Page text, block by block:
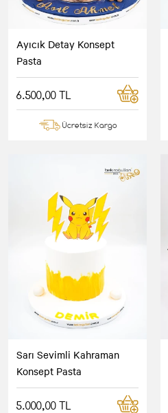
Ayıcık Detay Konsept
Pasta
6.500,00 TL
Ücretsiz Kargo
Sarı Sevimli Kahraman
Konsept Pasta
5.000,00 TL